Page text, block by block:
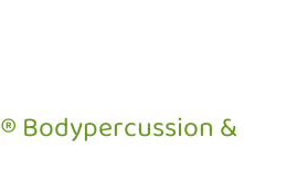
Bodypercussion &